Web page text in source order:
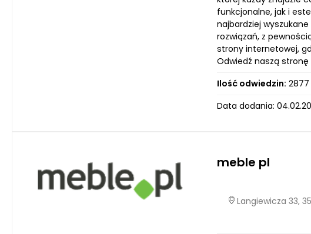
funkcjonalne, jak i
najbardziej
rozwiązań, z
strony internetowej,
Odwiedź naszą
Ilość odwiedzin: 2877
Data dodania:
meble pl
Langiewicza 33,